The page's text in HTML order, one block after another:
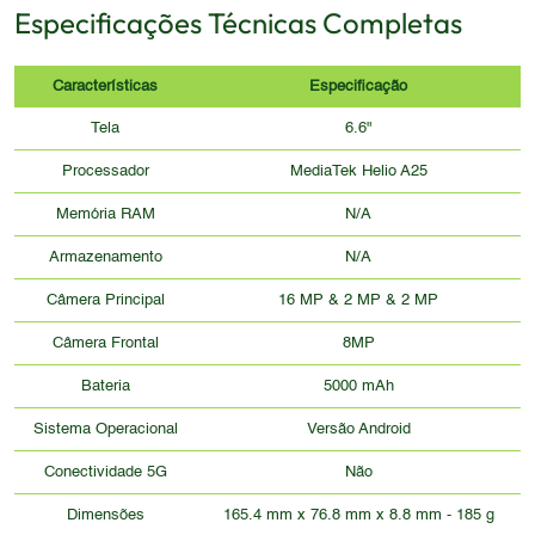
Especificações Técnicas Completas
Características Especificação
Tela 6.6"
Processador MediaTek Helio A25
Memória RAM N/A
Armazenamento N/A
Câmera Principal 16 MP & 2 MP & 2 MP
Câmera Frontal 8MP
Bateria 5000 mAh
Sistema Operacional Versão Android
Conectividade 5G Não
Dimensões 165.4 mm x 76.8 mm x 8.8 mm - 185 g